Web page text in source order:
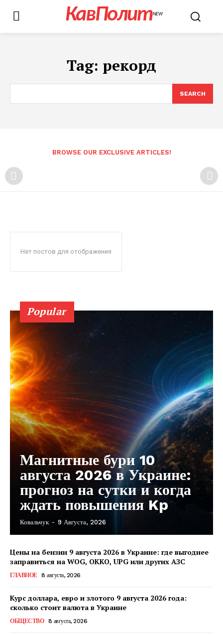
КавПолитNEW
Tag: рекорд
SEARCH
BROWSE OUR EXCLUSIVE ARTICLES!
Нет постов для отображения
Popular
Магнитные бури 10
августа 2026 в Украине:
прогноз на сутки и когда
ждать повышения Kp
Ковальчук - 9 Августа, 2026
Цены на бензин 9 августа 2026 в Украине: где выгоднее
заправиться на WOG, OKKO, UPG или других АЗС
ГЛАВНОЕ 8 августа, 2026
Курс доллара, евро и злотого 9 августа 2026 года:
сколько стоит валюта в Украине
ОБЩЕСТВО 8 августа, 2026